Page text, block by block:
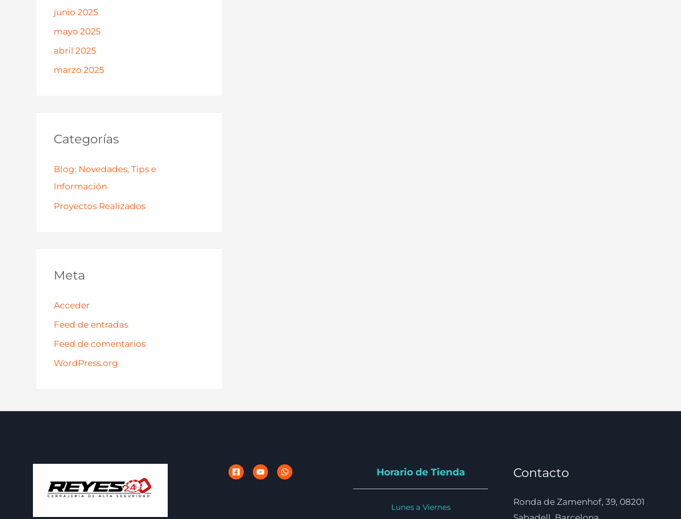
junio 2025
mayo 2025
abril 2025
marzo 2025
Categorías
Blog: Novedades, Tips e
Información
Proyectos Realizados
Meta
Acceder
Feed de entradas
Feed de comentarios
WordPress.org
Horario de Tienda
Lunes a Viernes
Contacto
Ronda de Zamenhof, 39, 08201